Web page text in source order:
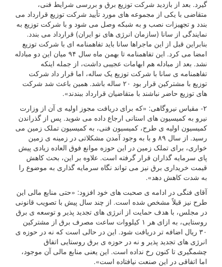
گیرد. بعد از بازدید شرکت توزیع برق و بررسی شرایط فنی،
متقاضی با یکی از مجموعه های مورد تأیید شرکت توزیع قرارداد می
بندد و تجهیزات نصب و به شبکه وصل می شود و با شرکت توزیع به
نمایندگی از سانا (سازمان انرژی های نو ایران) قرارداد می بندد.
بنابراین قبل از این ماجراها سانا باید تفاهمنامه ای با شرکت توزیع
امضا می کرد. این تفاهمنامه تا بهمن ماه سال ۹۴ میان این دو مبادله
نشد. بعد از مبادله هم ابهامات عجیبی داشت، از جمله اینکه
تفاهمنامه ی سانا با شرکت توزیع یک ساله، اما قرار داد شرکت
توزیع با مشترکین قرار بود ۲۰ ساله باشد. همین باعث شد شرکت
های توزیع حاضر نباشند با متقاضیان قرارداد ببندند».
۲- مقیاس نیروگاهی: «که برای دریافت مجوز اولیه ی آن از وزارت
نیرو به کمیسیون های استانی ارجاع داده می شوید. پس از گذراندن
کمیسیون اولیه ی طرح، کمیسیون فنی، به کمیسیون تملک زمین می
رسید. از سال ۸۹ و با به وجود آمدن مشکلاتی در زمینه ی زمین
خواری، برای تملک زمین در این حوزه موانع فوق العاده زیادی پیش
پای سرمایه گذاران قرار گرفته است. علاوه بر این، بحث کاهش
قیمت خریداری برق نیز می تواند نگاه سرمایه گذاری به موضوع را
به شدت کاهش دهد».
آقای فنگی در ادامه ی صحبت های خود افزود: «حتی منابع مالی این
طرح نیز قبلاً مشخص شده است. از چند سال پیش با تصویب قانونی
در مجلس، با هدف حمایت از انرژی های تجدید پذیر و توسعه ی برق
روستایی، به ازای هر ۱ کیلووات ساعت مصرف برق از مشترکین
۳۰ ریال اضافه تر دریافت شود. این در حالی است که نه در حوزه ی
انرژی های تجدید پذیر و نه در حوزه ی برق روستایی اتفاق
چشمگیری تا کنون رخ نداده است. این یعنی منابع مالی آن موجود،
اما اتفاقی در این صنعت نیافتاده است».